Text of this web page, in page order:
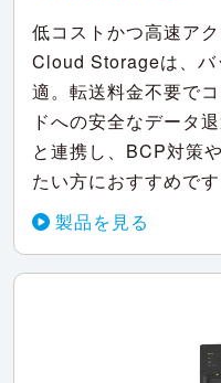
低コストかつ高速ア
Cloud Storageは、バ
適。転送料金不要で
ドへの安全なデータ
と連携し、BCP対策
たい方におすすめです
製品を見る